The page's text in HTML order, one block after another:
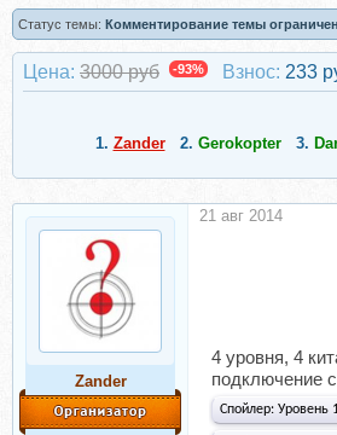
Статус темы: Комментирование темы
Цена: 3000 руб -93% Взнос: 233
1. Zander 2. Gerokopter 3.
Zander
4 уровня, 4
подключение
Спойлер: Уровень
21 авг 2014